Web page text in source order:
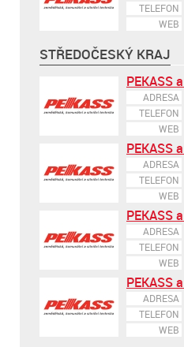
TELEFON
WEB
STŘEDOČESKÝ KRAJ
PEKASS
ADRESA
TELEFON
WEB
PEKASS
ADRESA
TELEFON
WEB
PEKASS
ADRESA
TELEFON
WEB
PEKASS
ADRESA
TELEFON
WEB